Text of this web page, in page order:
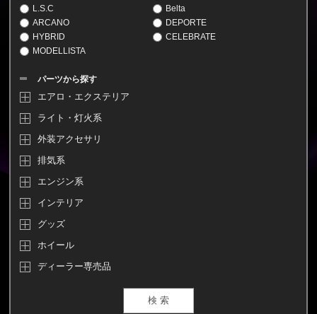
L.S.C
Belta
ARCANO
DEPORTE
HYBRID
CELEBRATE
MODELLISTA
パーツから探す
エアロ・エクステリア
ライト・灯火系
外装アクセサリ
排気系
エンジン系
インテリア
グッズ
ホイール
ディーラー専売品